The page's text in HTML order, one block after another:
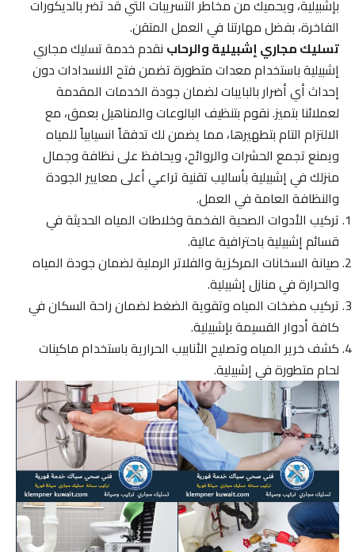
بإشبيلية، ويحميك من مخاطر التسريبات التي قد تضر بالديكورات
الفاخرة، بفضل مهارتنا في العمل المتقن.
تسليك مجاري إشبيلية والرحابنقدم خدمة تسليك مجاري
إشبيلية باستخدام معدات متطورة تضمن فتح الانسدادات دون
إحداث أي أضرار بالبايبات لضمان جودة الخدمات المقدمة
لعملائنا بتميز. نقوم بتنظيف البالوعات والمناهيل بعمق، مع
الالتزام التام بتطهيرها، مما يضمن لك تدفقاً انسيابياً للمياه
ويمنع تجمع الحشرات والروائح، ويحافظ على نظافة وجمال
منزلك في إشبيلية بأساليب تقنية تراعي أعلى معايير الجودة
والنظافة العامة في العمل.
تركيب الأدوات الصحية الفخمة وخلاطات المياه الحديثة في
قسائم إشبيلية باحترافية عالية.
صيانة السخانات المركزية والفلاتر الرملية لضمان جودة المياه
والحرارة في منازل إشبيلية.
تركيب مضخات المياه وتقوية الضغط لضمان راحة السكان في
كافة أدوار القسيمة بإشبيلية.
كشف خرير المياه وتصليح الأنابيب الحرارية باستخدام ماكينات
لحام متطورة في إشبيلية.